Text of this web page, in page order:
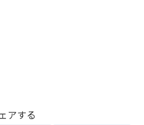
アする